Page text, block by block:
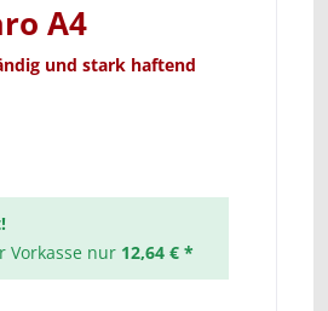
A4
und stark haftend
Vorkasse nur 12,64 € *